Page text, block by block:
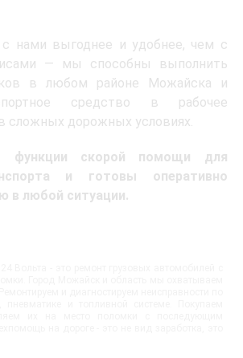
с нами выгоднее и удобнее, чем с
— мы способны выполнить
в любом районе Можайска и
средство в рабочее
сложных дорожных условиях.
функции скорой помощи для
и готовы оперативно
в любой ситуации.